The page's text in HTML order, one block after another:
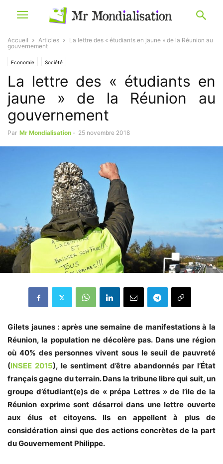
Accueil Articles
La lettre des « étudiants en jaune » de la Réunion au
gouvernement
Economie Société
La lettre des « étudiants en
jaune » de la Réunion au
gouvernement
Par Mr Mondialisation - 25 novembre 2018
Gilets jaunes : après une semaine de manifestations à la
Réunion, la population ne décolère pas. Dans une région
où 40% des personnes vivent sous le seuil de pauvreté
(INSEE 2015), le sentiment d’être abandonnés par l’État
français gagne du terrain. Dans la tribune libre qui suit, un
groupe d’étudiant(e)s de « prépa Lettres » de l’ile de la
Réunion exprime sont désarroi dans une lettre ouverte
aux élus et citoyens. Ils en appellent à plus de
considération ainsi que des actions concrètes de la part
du Gouvernement Philippe.